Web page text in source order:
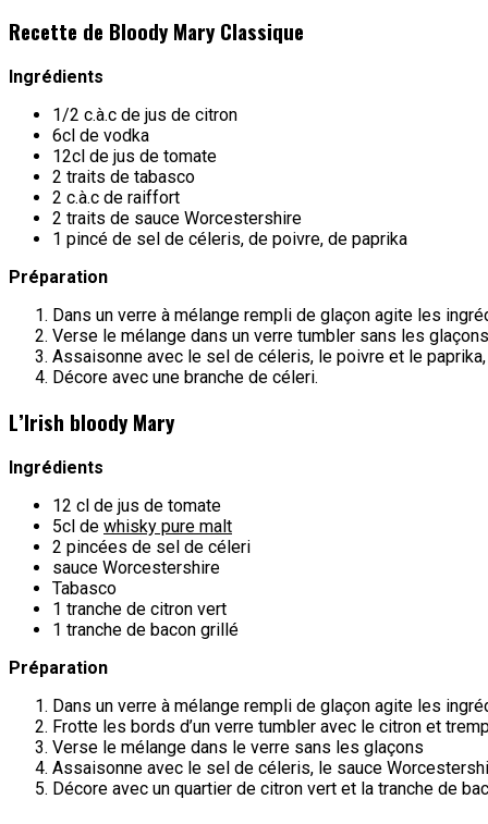
Recette de Bloody Mary Classique
Ingrédients
1/2 c.à.c de jus de citron
6cl de vodka
12cl de jus de tomate
2 traits de tabasco
2 c.à.c de raiffort
2 traits de sauce Worcestershire
1 pincé de sel de céleris, de poivre, de paprika
Préparation
Dans un verre à mélange rempli de glaçon agite les
Verse le mélange dans un verre tumbler sans les glaçons
Assaisonne avec le sel de céleris, le poivre et le paprika,
Décore avec une branche de céleri.
L’Irish bloody Mary
Ingrédients
12 cl de jus de tomate
5cl de whisky pure malt
2 pincées de sel de céleri
sauce Worcestershire
Tabasco
1 tranche de citron vert
1 tranche de bacon grillé
Préparation
Dans un verre à mélange rempli de glaçon agite les
Frotte les bords d’un verre tumbler avec le citron et
Verse le mélange dans le verre sans les glaçons
Assaisonne avec le sel de céleris, le sauce
Décore avec un quartier de citron vert et la tranche de